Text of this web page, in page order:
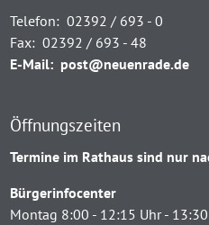
Telefon: 02392 / 693 - 0
Fax: 02392 / 693 - 48
E-Mail: post@neuenrade.de
Öffnungszeiten
Termine im Rathaus sind nur
Bürgerinfocenter
Montag 8:00 - 12:15 Uhr -